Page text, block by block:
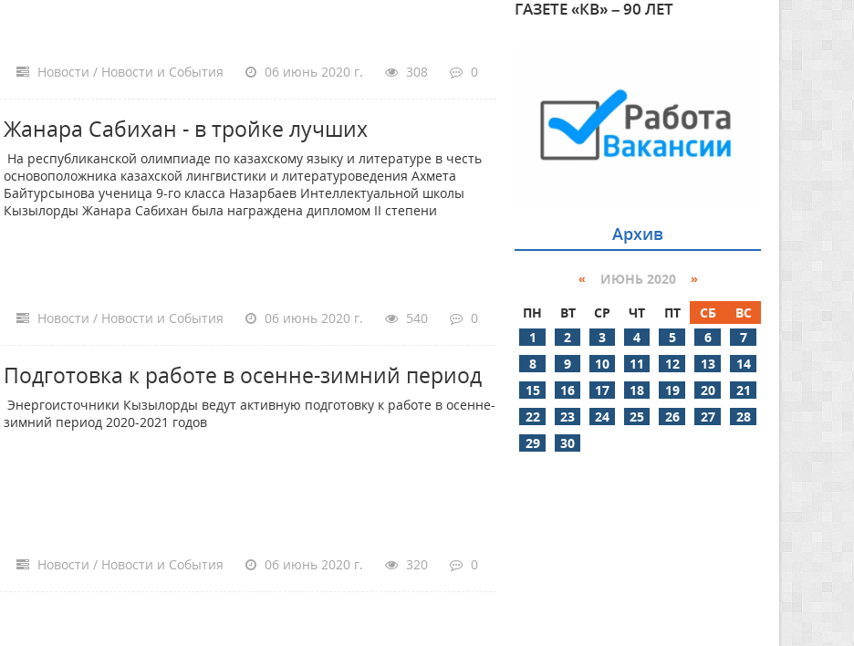
Новости / Новости и События 06 июнь 2020 г. 308 0
Жанара Сабихан - в тройке лучших
На республиканской олимпиаде по казахскому языку и литературе в честь
основоположника казахской лингвистики и литературоведения Ахмета
Байтурсынова ученица 9-го класса Назарбаев Интеллектуальной школы
Кызылорды Жанара Сабихан была награждена дипломом II степени
Новости / Новости и События 06 июнь 2020 г. 540 0
Подготовка к работе в осенне-зимний период
Энергоисточники Кызылорды ведут активную подготовку к работе в осенне-
зимний период 2020-2021 годов
Новости / Новости и События 06 июнь 2020 г. 320 0
ГАЗЕТЕ «КВ» – 90 ЛЕТ
Архив
« ИЮНЬ 2020 »
ПН
ВТ СР ЧТ ПТ СБ
ВС
1
2 3 4 5 6
7
8
9 10 11 12 13
14
15
16 17 18 19 20
21
22
23 24 25 26 27
28
29
30